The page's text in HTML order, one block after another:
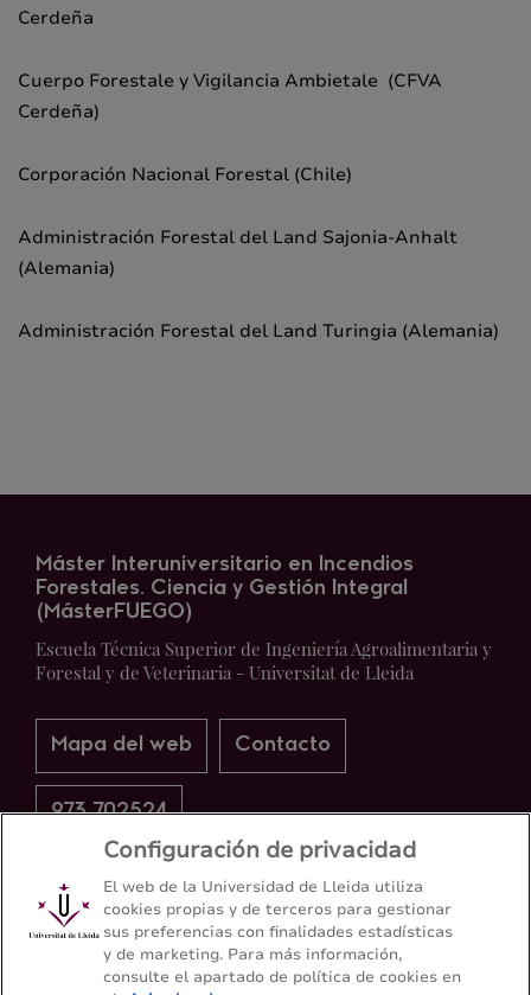
Cerdeña
Cuerpo Forestale y Vigilancia Ambietale (CFVA
Cerdeña)
Corporación Nacional Forestal (Chile)
Administración Forestal del Land Sajonia-Anhalt
(Alemania)
Administración Forestal del Land Turingia (Alemania)
Máster Interuniversitario en Incendios
Forestales. Ciencia y Gestión Integral
(MásterFUEGO)
Escuela Técnica Superior de Ingeniería Agroalimentaria y
Forestal y de Veterinaria - Universitat de Lleida
Mapa del web Contacto
973 702524
Configuración de privacidad
El web de la Universidad de Lleida utiliza
cookies propias y de terceros para gestionar
sus preferencias con finalidades estadísticas
y de marketing. Para más información,
consulte el apartado de política de cookies en